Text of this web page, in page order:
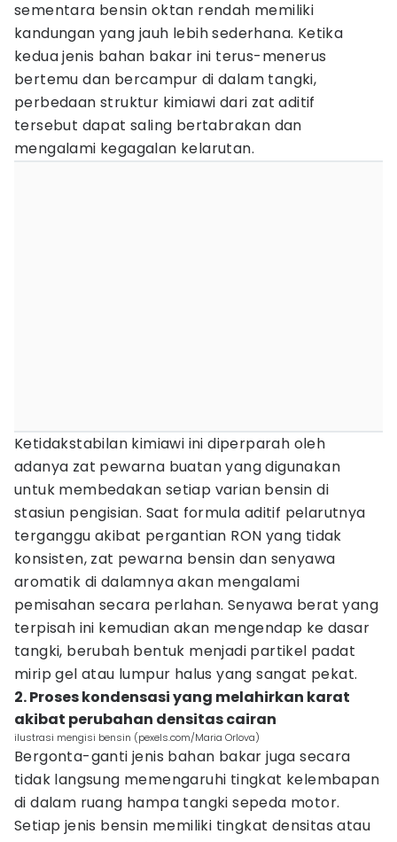
sementara bensin oktan rendah memiliki
kandungan yang jauh lebih sederhana. Ketika
kedua jenis bahan bakar ini terus-menerus
bertemu dan bercampur di dalam tangki,
perbedaan struktur kimiawi dari zat aditif
tersebut dapat saling bertabrakan dan
mengalami kegagalan kelarutan.
Ketidakstabilan kimiawi ini diperparah oleh
adanya zat pewarna buatan yang digunakan
untuk membedakan setiap varian bensin di
stasiun pengisian. Saat formula aditif pelarutnya
terganggu akibat pergantian RON yang tidak
konsisten, zat pewarna bensin dan senyawa
aromatik di dalamnya akan mengalami
pemisahan secara perlahan. Senyawa berat yang
terpisah ini kemudian akan mengendap ke dasar
tangki, berubah bentuk menjadi partikel padat
mirip gel atau lumpur halus yang sangat pekat.
2. Proses kondensasi yang melahirkan karat
akibat perubahan densitas cairan
ilustrasi mengisi bensin (pexels.com/Maria Orlova)
Bergonta-ganti jenis bahan bakar juga secara
tidak langsung memengaruhi tingkat kelembapan
di dalam ruang hampa tangki sepeda motor.
Setiap jenis bensin memiliki tingkat densitas atau